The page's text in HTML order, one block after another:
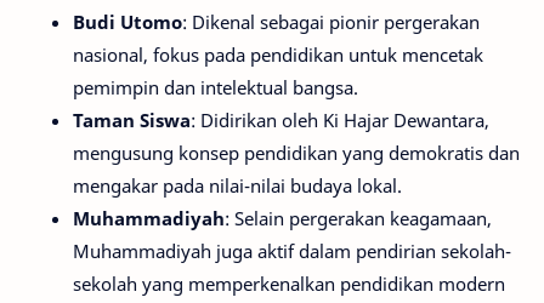
Budi Utomo: Dikenal sebagai pionir pergerakan
nasional, fokus pada pendidikan untuk mencetak
pemimpin dan intelektual bangsa.
Taman Siswa: Didirikan oleh Ki Hajar Dewantara,
mengusung konsep pendidikan yang demokratis dan
mengakar pada nilai-nilai budaya lokal.
Muhammadiyah: Selain pergerakan keagamaan,
Muhammadiyah juga aktif dalam pendirian sekolah-
sekolah yang memperkenalkan pendidikan modern